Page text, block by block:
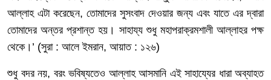
আল্লাহ এটা করেছেন, তোমাদের সুসংবাদ দেওয়ার জন্য এবং যাতে এর দ্বারা
তোমাদের অন্তর প্রশান্ত হয়। সাহায্য শুধু মহাপরাক্রমশালী আল্লাহর পক্ষ
থেকে। ’ (সুরা: আলে ইমরান, আয়াত: ১২৬)
শুধু বদর নয়, বরং ভবিষ্যতেও আল্লাহ আসমানি এই সাহায্যের ধারা অব্যাহত